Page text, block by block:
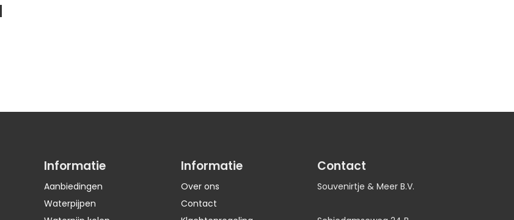
Informatie
Aanbiedingen
Waterpijpen
Informatie
Over ons
Contact
Contact
Souvenirtje & Meer B.V.